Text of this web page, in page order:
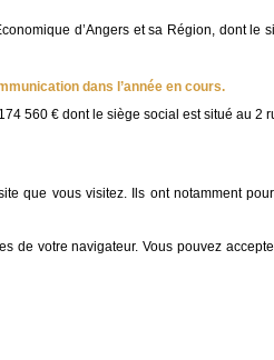
d’Angers et sa Région, dont le
dans l’année en cours.
560 € dont le siège social est situé au 2
que vous visitez. Ils ont notamment
de votre navigateur. Vous pouvez